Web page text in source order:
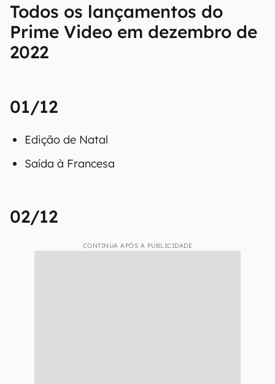
Todos os lançamentos do
Prime Video em dezembro de
2022
01/12
Edição de Natal
Saída à Francesa
02/12
CONTINUA APÓS A PUBLICIDADE